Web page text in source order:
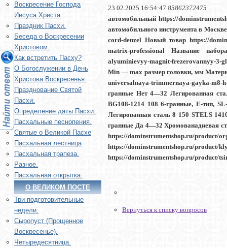
Воскреcение Господа
Иисуса Христа.
Праздник Пасхи.
Беседа о Воскресении
Христовом.
Как встретить Пасху?
О Богослужении в День
Христова Воскресенья.
Празднование Святой
Пасхи.
Определение даты Пасхи.
Пасхальные песнопения.
Святые о Великой Пасхе
Пасхальная лестница
Пасхальная трапеза.
Разное.
Пасхальная открытка.
О ВЕЛИКОМ ПОСТЕ
Три подготовительные
недели.
Сыропуст (Прощенное
Воскресенье).
Четыредесятница.
23.02.2025 16:54:47 85862372475
автомобильный https://
автомобильного инструмента в
cord-denzel Новый товар https://
matrix-professional Название
alyuminievyy-magnit-frezerovannyy-3-
Min — max размер головки, мм
universalnaya-trimmernaya-gayka-
гранные Нет 4—32 Легированная
BG108-1214 108 6-гранные, E-тип,
Легированная сталь 8 150 STELS
гранные Да 4—32 Хромованадиевая
https://dominstrumentshop.ru/
https://dominstrumentshop.ru/
https://dominstrumentshop.ru/product/
Вернуться к списку вопросов